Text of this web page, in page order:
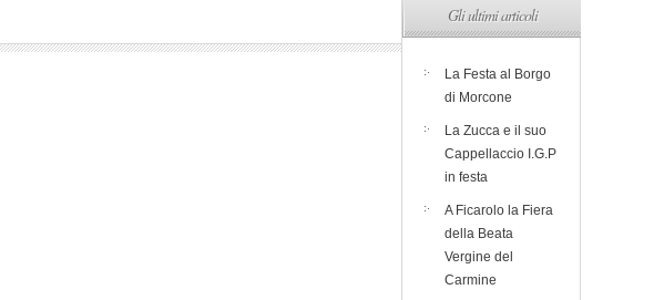
Gli ultimi articoli
La Festa al Borgo
di Morcone
La Zucca e il suo
Cappellaccio I.G.P
in festa
A Ficarolo la Fiera
della Beata
Vergine del
Carmine